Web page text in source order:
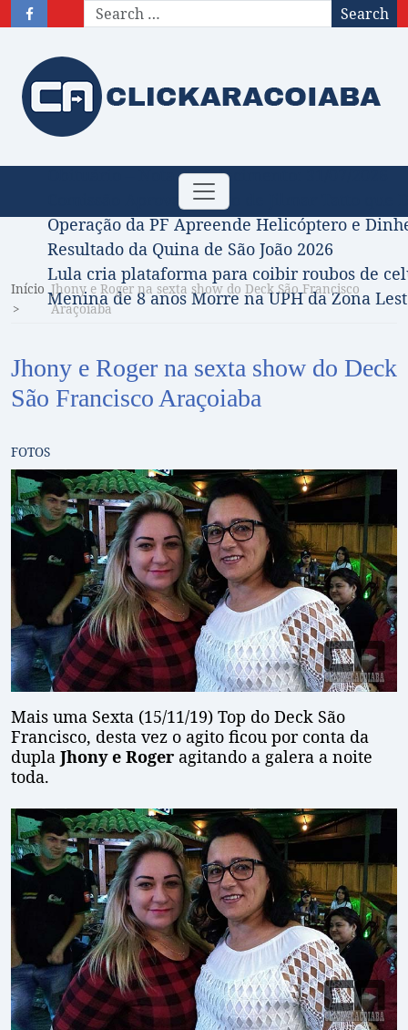
Search
Toggle
navigation
Obituário – Nota de falecimento: 31/07/2026
Comissão Aprova Projeto de Jilmar Tatto
Operação da PF Apreende Helicóptero e
Resultado da Quina de São João 2026
Lula cria plataforma para coibir roubos de
Menina de 8 anos Morre na UPH da Zona
Início Jhony e Roger na sexta show do Deck São Francisco
Araçoiaba
Jhony e Roger na sexta show do Deck
São Francisco Araçoiaba
FOTOS
Mais uma Sexta (15/11/19) Top do Deck São
Francisco, desta vez o agito ficou por conta da
dupla Jhony e Roger agitando a galera a noite
toda.